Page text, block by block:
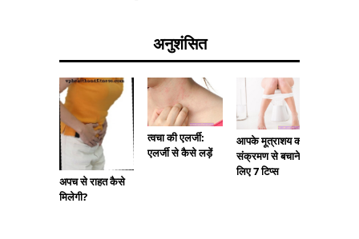
अनुशंसित
अपच से राहत कैसे
मिलेगी?
त्वचा की एलर्जी:
एलर्जी से कैसे लड़ें
आपके मूत्राशय को
संक्रमण से बचाने के
लिए 7 टिप्स